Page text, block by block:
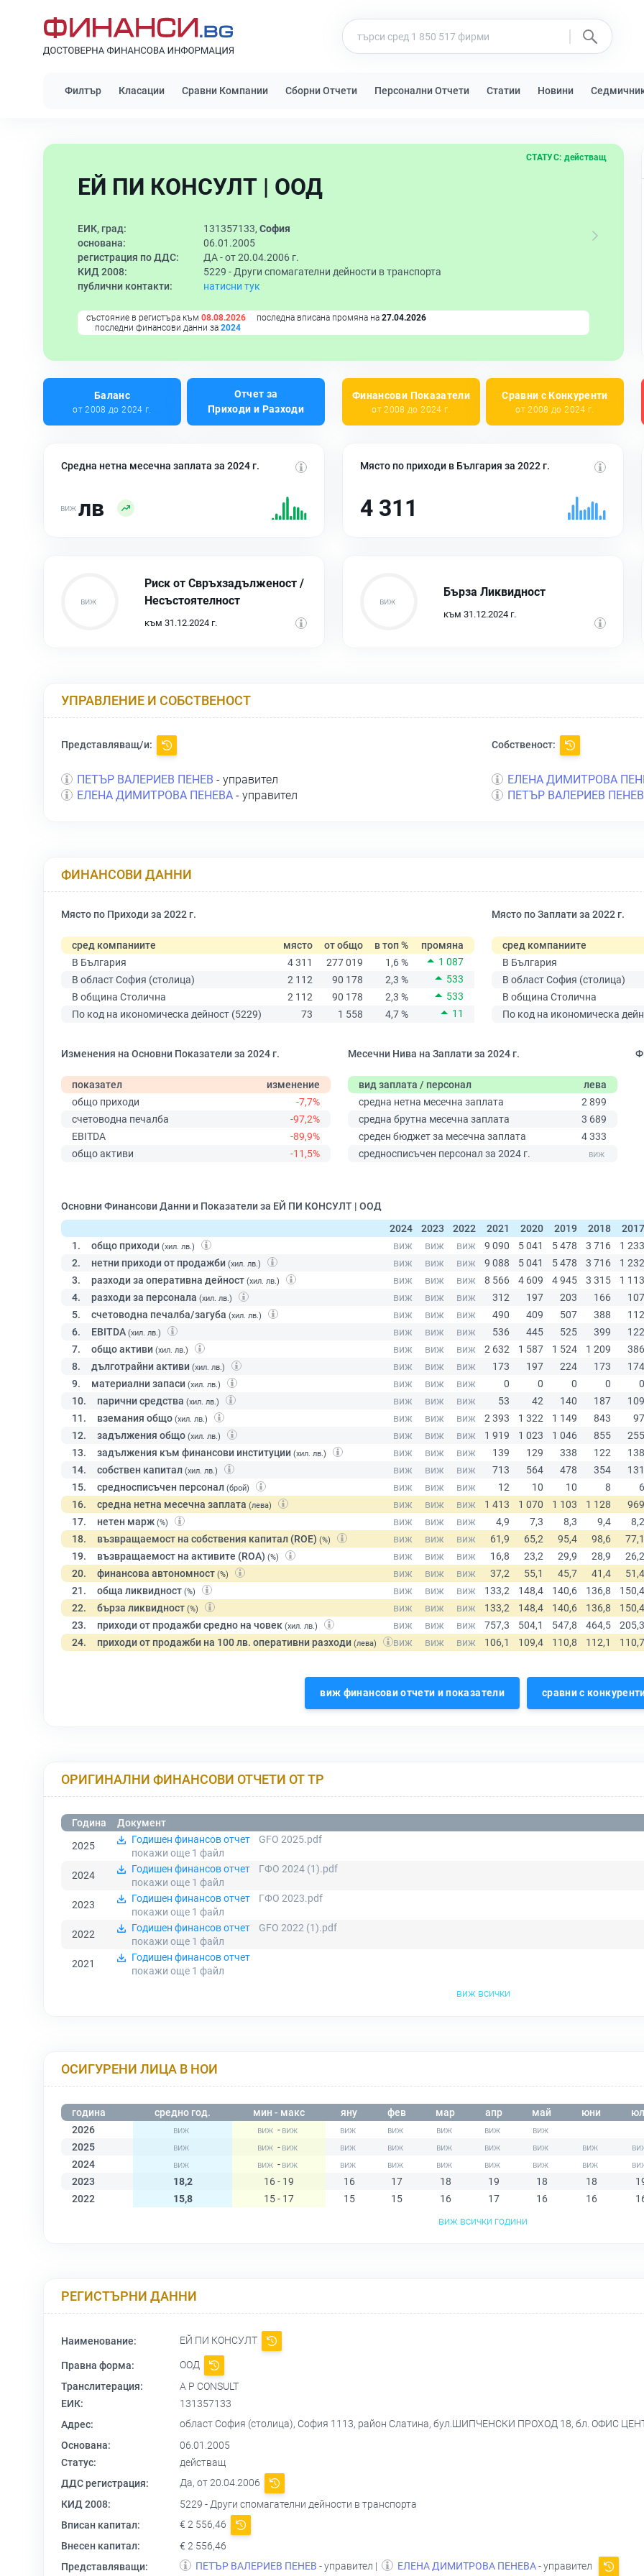
Филтър Класации Сравни Компании Сборни Отчети Персонални Отчети Статии Новини
ЕЙ ПИ КОНСУЛТ | ООД
СТАТУС: действащ
ЕИК, град: 131357133, София
основана:
06.01.2005
регистрация по ДДС:
ДА - от 20.04.2006 г.
КИД 2008:
5229 - Други спомагателни дейности в транспорта
публични контакти:
натисни тук
състояние в регистъра към 08.08.2026 последна вписана промяна на 27.04.2026
последни финансови данни за 2024
Баланс
от 2008 до 2024 г.
Отчет за
Приходи и Разходи
Финансови Показатели
от 2008 до 2024 г.
Сравни с Конкуренти
от 2008 до 2024 г.
Средна нетна месечна заплата за 2024 г.
лв
Място по приходи в България за 2022 г.
4 311
Риск от Свръхзадълженост /
Несъстоятелност
към 31.12.2024 г.
Бърза Ликвидност
към 31.12.2024 г.
УПРАВЛЕНИЕ И СОБСТВЕНОСТ
Представляващ/и:
ПЕТЪР ВАЛЕРИЕВ ПЕНЕВ - управител
ЕЛЕНА ДИМИТРОВА ПЕНЕВА - управител
Собственост:
ЕЛЕНА ДИМИТРОВА
ПЕТЪР ВАЛЕРИЕВ ПЕНЕВ
ФИНАНСОВИ ДАННИ
Място по Приходи за 2022 г.
сред компаниите място от общо в топ %
промяна
В България
4 311 277 019 1,6 %
1 087
В област София (столица)
2 112 90 178 2,3 %
533
В община Столична
2 112 90 178 2,3 %
533
По код на икономическа дейност (5229)
73 1 558 4,7 % 11
Място по Заплати за 2022 г.
сред компаниите
В България
В област София (столица)
В община Столична
По код на икономическа
Изменения на Основни Показатели за 2024 г.
показател
изменение
общо приходи
-7,7%
счетоводна печалба
-97,2%
EBITDA
-89,9%
общо активи
-11,5%
Месечни Нива на Заплати за 2024 г.
вид заплата / персонал
лева
средна нетна месечна заплата
2 899
средна брутна месечна заплата
3 689
среден бюджет за месечна заплата
4 333
средносписъчен персонал за 2024 г.
Основни Финансови Данни и Показатели за ЕЙ ПИ КОНСУЛТ | ООД
2024
2023 2022 2021 2020 2019 2018
2017
1.
общо приходи (хил. лв.)
2. нетни приходи от продажби (хил. лв.)
3. разходи за оперативна дейност (хил. лв.)
4. разходи за персонала (хил. лв.)
5. счетоводна печалба/загуба (хил. лв.)
6. EBITDA (хил. лв.)
7. общо активи (хил. лв.)
8. дълготрайни активи (хил. лв.)
9. материални запаси (хил. лв.)
10. парични средства (хил. лв.)
11. вземания общо (хил. лв.)
12. задължения общо (хил. лв.)
13. задължения към финансови институции (хил. лв.)
14. собствен капитал (хил. лв.)
15. средносписъчен персонал (брой)
16. средна нетна месечна заплата (лева)
17. нетен марж (%)
18. възвращаемост на собствения капитал (ROE) (%)
19. възвращаемост на активите (ROA) (%)
20. финансова автономност (%)
21. обща ликвидност (%)
22. бърза ликвидност (%)
23. приходи от продажби средно на човек (хил. лв.)
24. приходи от продажби на 100 лв. оперативни разходи (лева)
виж финансови отчети и показатели сравни с
ОРИГИНАЛНИ ФИНАНСОВИ ОТЧЕТИ ОТ ТР
Година
Документ
2025
Годишен финансов отчет
GFO 2025.pdf
покажи още 1 файл
2024
Годишен финансов отчет
ГФО 2024 (1).pdf
покажи още 1 файл
2023
Годишен финансов отчет
ГФО 2023.pdf
покажи още 1 файл
2022
Годишен финансов отчет
GFO 2022 (1).pdf
покажи още 1 файл
2021
Годишен финансов отчет
покажи още 1 файл
виж всички
ОСИГУРЕНИ ЛИЦА В НОИ
година средно год. мин - макс яну фев мар апр май юни
2026
-
2025
-
2024
-
2023
18,2 16 - 19 16 17 18 19 18 18
2022
15,8 15 - 17 15 15 16 17 16 16
виж всички години
РЕГИСТЪРНИ ДАННИ
Наименование: ЕЙ ПИ КОНСУЛТ
Правна форма:
ООД
Транслитерация:
A P CONSULT
ЕИК:
131357133
Адрес:
област София (столица), София 1113, район Слатина, бул.ШИПЧЕНСКИ ПРОХОД 18, бл. ОФИС
Основана:
06.01.2005
Статус:
действащ
ДДС регистрация:
Да, от 20.04.2006
КИД 2008:
5229 - Други спомагателни дейности в транспорта
Вписан капитал:
€ 2 556,46
Внесен капитал:
€ 2 556,46
Представляващи:
ПЕТЪР ВАЛЕРИЕВ ПЕНЕВ - управител | ЕЛЕНА ДИМИТРОВА ПЕНЕВА- управител